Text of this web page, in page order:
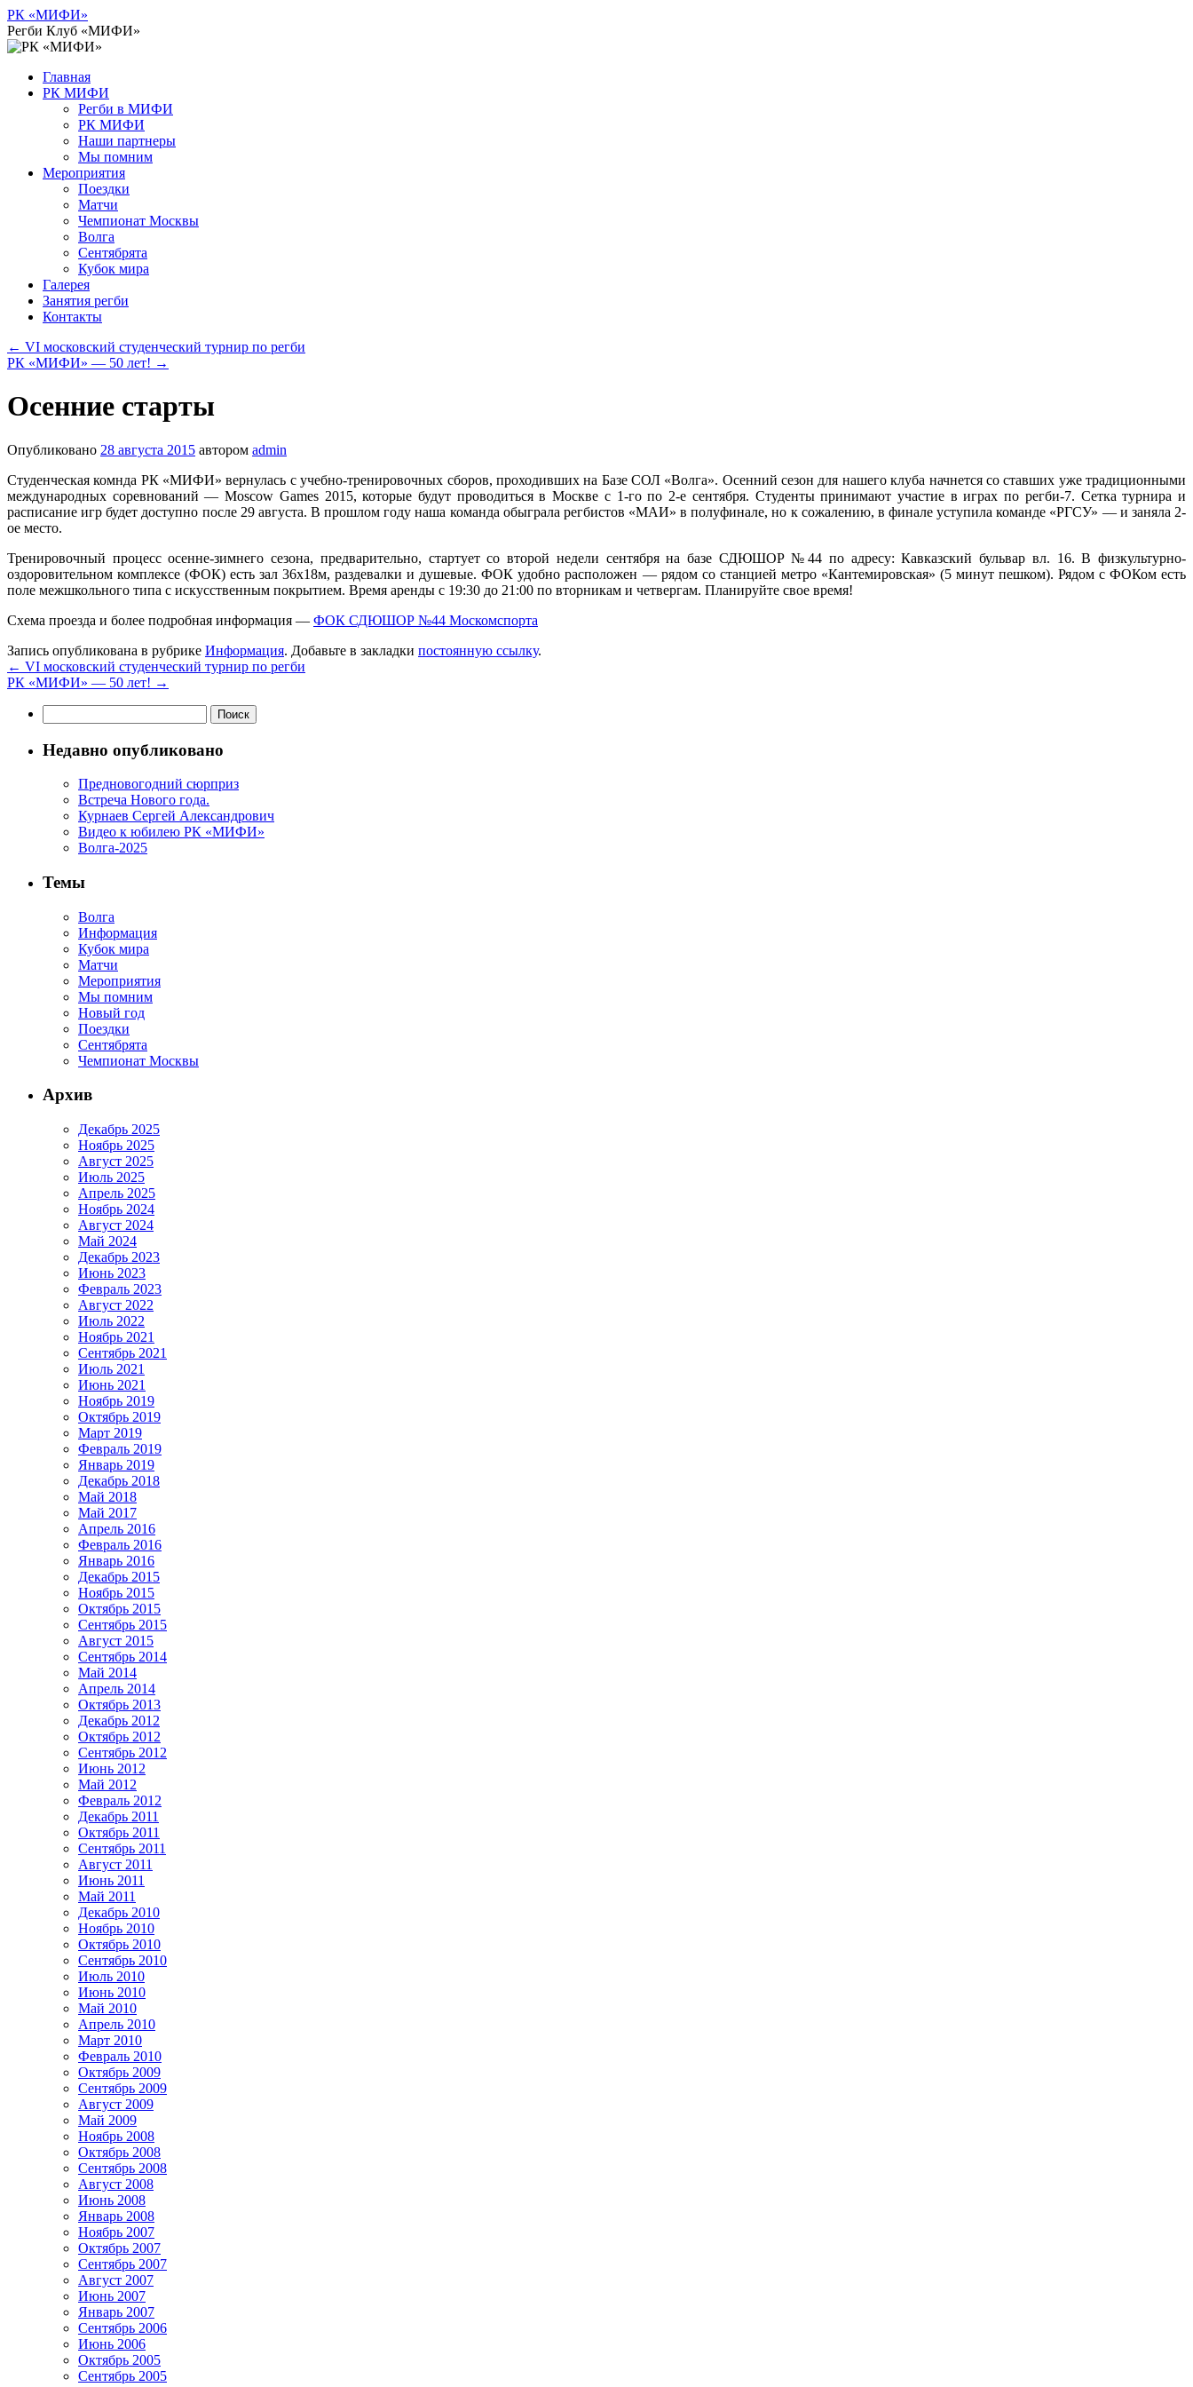
Перейти
к
содержимому
РК «МИФИ»
Регби Клуб «МИФИ»
Главная
РК МИФИ
Регби в МИФИ
РК МИФИ
Наши партнеры
Мы помним
Мероприятия
Поездки
Матчи
Чемпионат Москвы
Волга
Сентябрята
Кубок мира
Галерея
Занятия регби
Контакты
← VI московский студенческий турнир по регби
РК «МИФИ» — 50 лет! →
Осенние старты
Опубликовано 28 августа 2015 автором admin
Студенческая комнда РК «МИФИ» вернулась с учебно-тренировочных сборов, проходивших на Базе СОЛ «Волга». Осенний сезон для нашего клуба начнется со ставших уже традиционными
международных соревнований — Moscow Games 2015, которые будут проводиться в Москве с 1-го по 2-е сентября. Студенты принимают участие в играх по регби-7. Сетка турнира и
расписание игр будет доступно после 29 августа. В прошлом году наша команда обыграла регбистов «МАИ» в полуфинале, но к сожалению, в финале уступила команде «РГСУ» — и заняла 2-
ое место.
Тренировочный процесс осенне-зимнего сезона, предварительно, стартует со второй недели сентября на базе СДЮШОР №44 по адресу: Кавказский бульвар вл. 16. В физкультурно-
оздоровительном комплексе (ФОК) есть зал 36х18м, раздевалки и душевые. ФОК удобно расположен — рядом со станцией метро «Кантемировская» (5 минут пешком). Рядом с ФОКом есть
поле межшкольного типа с искусственным покрытием. Время аренды с 19:30 до 21:00 по вторникам и четвергам. Планируйте свое время!
Схема проезда и более подробная информация — ФОК СДЮШОР №44 Москомспорта
Запись опубликована в рубрике Информация. Добавьте в закладки постоянную ссылку.
← VI московский студенческий турнир по регби
РК «МИФИ» — 50 лет! →
Недавно опубликовано
Предновогодний сюрприз
Встреча Нового года.
Курнаев Сергей Александрович
Видео к юбилею РК «МИФИ»
Волга-2025
Темы
Волга
Информация
Кубок мира
Матчи
Мероприятия
Мы помним
Новый год
Поездки
Сентябрята
Чемпионат Москвы
Архив
Декабрь 2025
Ноябрь 2025
Август 2025
Июль 2025
Апрель 2025
Ноябрь 2024
Август 2024
Май 2024
Декабрь 2023
Июнь 2023
Февраль 2023
Август 2022
Июль 2022
Ноябрь 2021
Сентябрь 2021
Июль 2021
Июнь 2021
Ноябрь 2019
Октябрь 2019
Март 2019
Февраль 2019
Январь 2019
Декабрь 2018
Май 2018
Май 2017
Апрель 2016
Февраль 2016
Январь 2016
Декабрь 2015
Ноябрь 2015
Октябрь 2015
Сентябрь 2015
Август 2015
Сентябрь 2014
Май 2014
Апрель 2014
Октябрь 2013
Декабрь 2012
Октябрь 2012
Сентябрь 2012
Июнь 2012
Май 2012
Февраль 2012
Декабрь 2011
Октябрь 2011
Сентябрь 2011
Август 2011
Июнь 2011
Май 2011
Декабрь 2010
Ноябрь 2010
Октябрь 2010
Сентябрь 2010
Июль 2010
Июнь 2010
Май 2010
Апрель 2010
Март 2010
Февраль 2010
Октябрь 2009
Сентябрь 2009
Август 2009
Май 2009
Ноябрь 2008
Октябрь 2008
Сентябрь 2008
Август 2008
Июнь 2008
Январь 2008
Ноябрь 2007
Октябрь 2007
Сентябрь 2007
Август 2007
Июнь 2007
Январь 2007
Сентябрь 2006
Июнь 2006
Октябрь 2005
Сентябрь 2005